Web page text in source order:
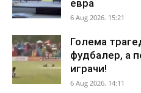
евра
6 Aug 2026. 15:21
Голема
фудбалер, а
играчи!
6 Aug 2026. 14:11